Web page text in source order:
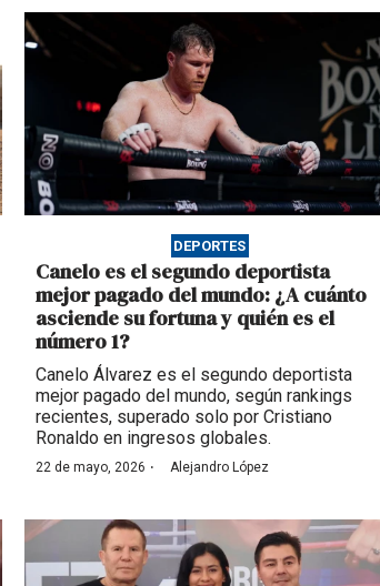
DEPORTES
Canelo es el segundo deportista
mejor pagado del mundo: ¿A cuánto
asciende su fortuna y quién es el
número 1?
Canelo Álvarez es el segundo deportista
mejor pagado del mundo, según rankings
recientes, superado solo por Cristiano
Ronaldo en ingresos globales.
22 de mayo, 2026 · Alejandro López